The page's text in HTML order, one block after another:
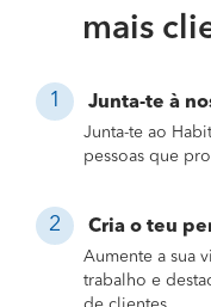
mais
Junta-te à
Junta-te ao
pessoas que
Cria o teu
Aumente a sua
trabalho e